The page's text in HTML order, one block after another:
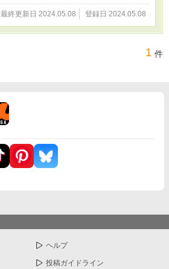
最終更新日 2024.05.08 登録日 2024.05.08
1 件
ヘルプ
投稿ガイドライン